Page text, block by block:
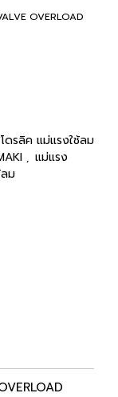
OVERLOAD
ดรลิค แม่แรงใช้ลม
, แม่แรง
ม